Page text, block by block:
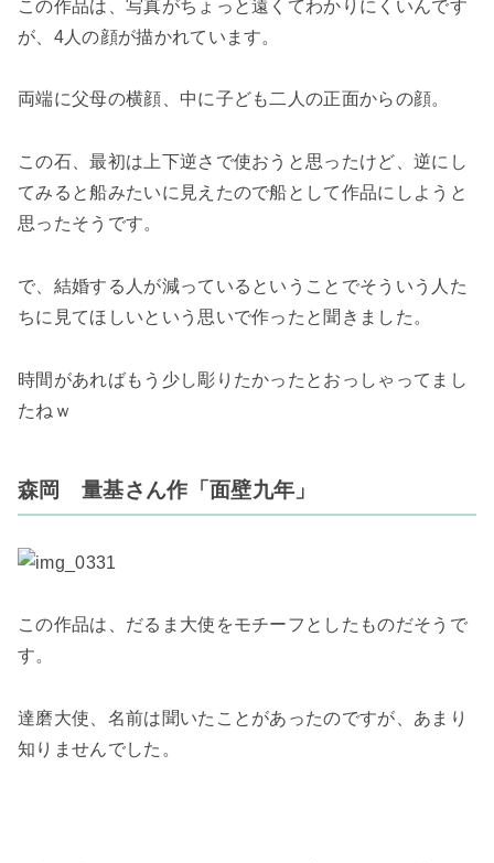
この作品は、写真がちょっと遠くてわかりにくいんです
が、4人の顔が描かれています。
両端に父母の横顔、中に子ども二人の正面からの顔。
この石、最初は上下逆さで使おうと思ったけど、逆にし
てみると船みたいに見えたので船として作品にしようと
思ったそうです。
で、結婚する人が減っているということでそういう人た
ちに見てほしいという思いで作ったと聞きました。
時間があればもう少し彫りたかったとおっしゃってまし
たねｗ
森岡 量基さん作「面壁九年」
この作品は、 だるま大使 をモチーフとしたものだそうで
す。
達磨大使、名前は聞いたことがあったのですが、あまり
知りませんでした。